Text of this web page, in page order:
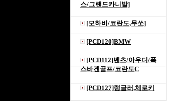
스/그랜드카니발]
[모하비/코란도,무쏘]
[PCD120]BMW
[PCD112]벤츠/아우디/폭
스바겐골프/코란도C
[PCD127]랭글러,체로키